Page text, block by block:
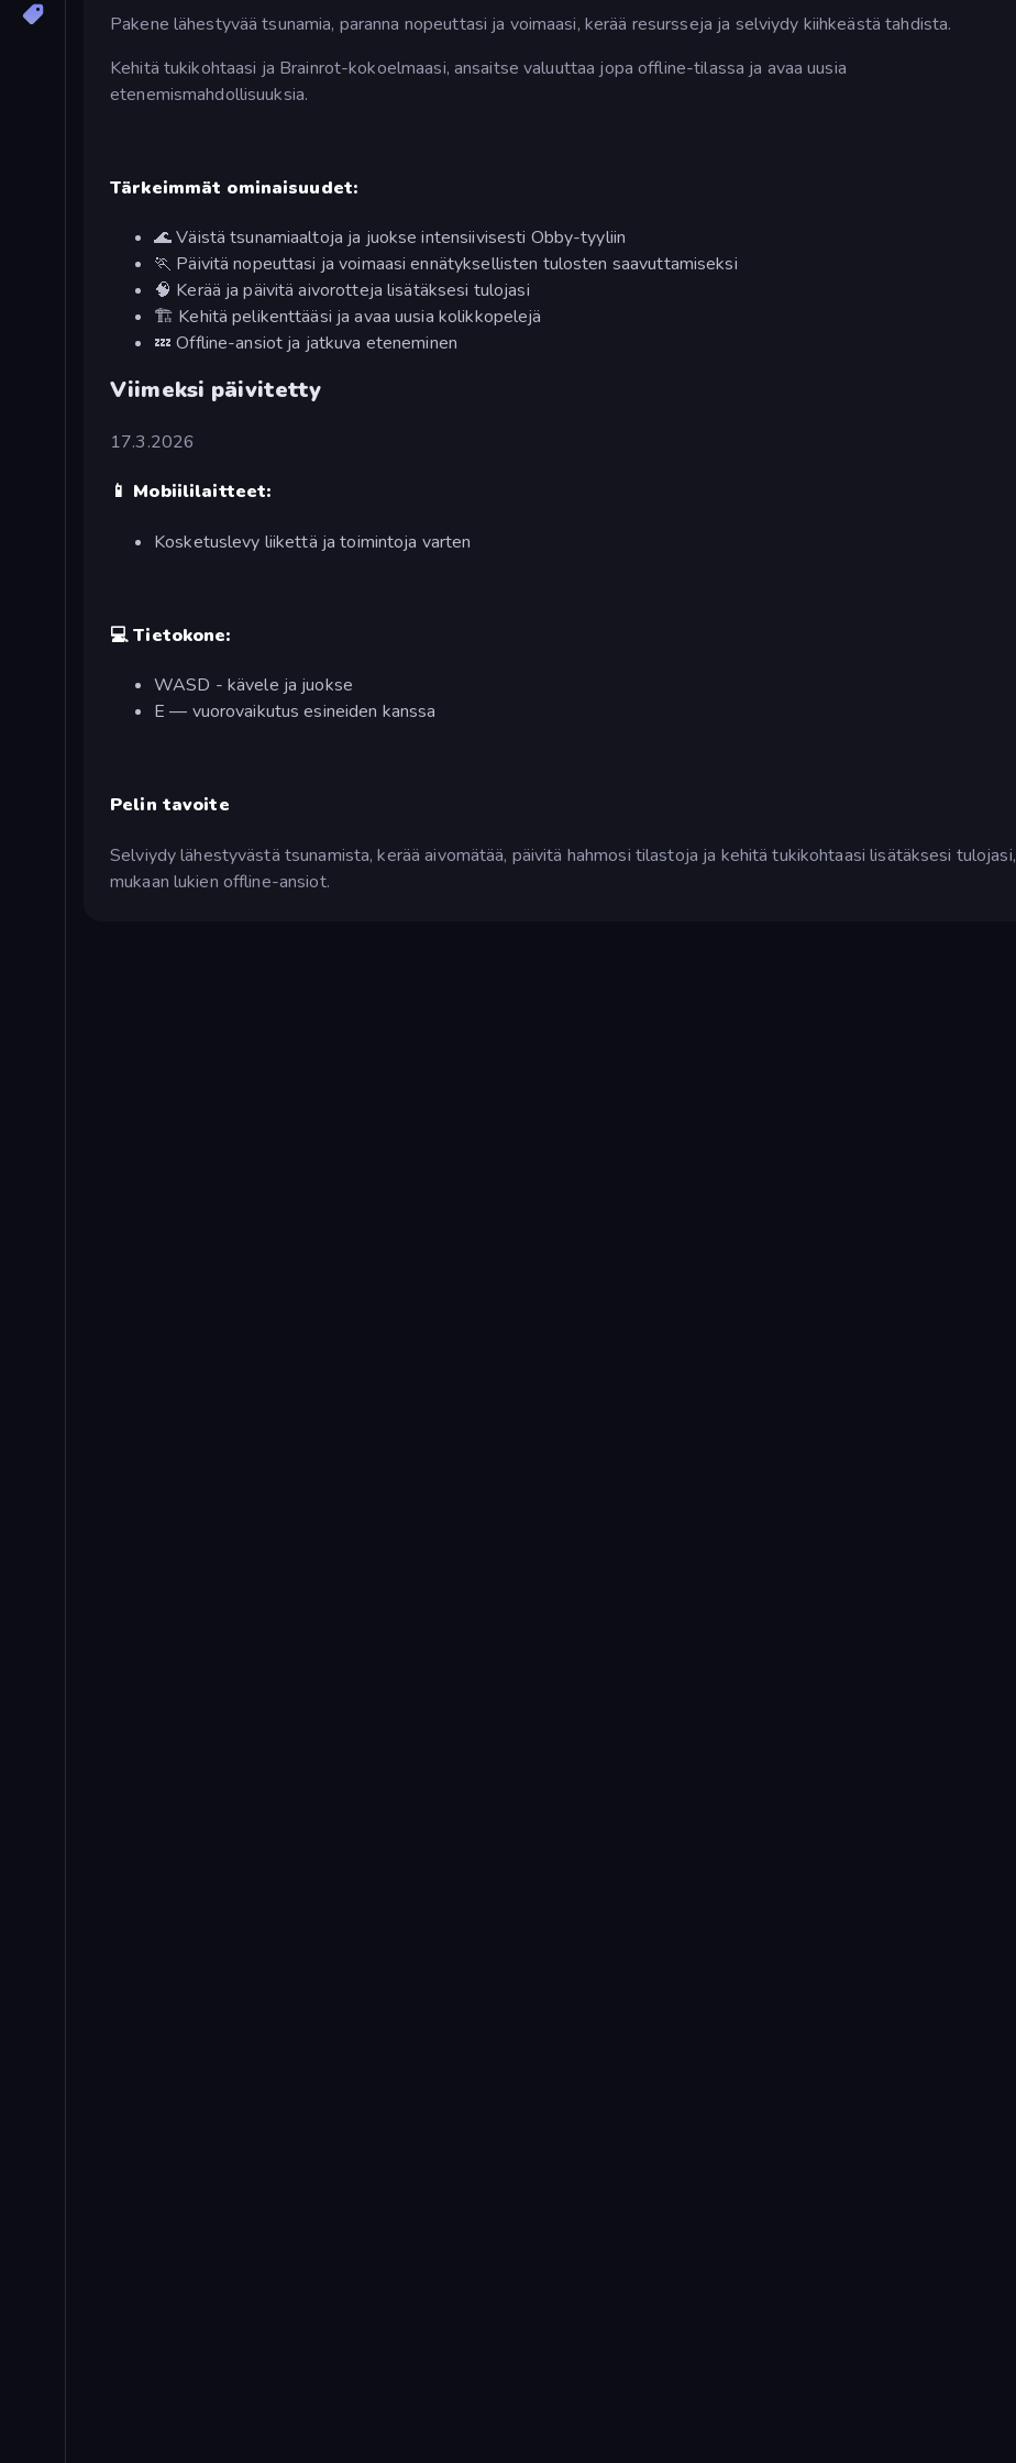
Pakene lähestyvää tsunamia, paranna nopeuttasi ja voimaasi, kerää resursseja ja selviydy kiihkeästä tahdista.
Kehitä tukikohtaasi ja Brainrot-kokoelmaasi, ansaitse valuuttaa jopa offline-tilassa ja avaa uusia
etenemismahdollisuuksia.
Tärkeimmät ominaisuudet:
🌊 Väistä tsunamiaaltoja ja juokse intensiivisesti Obby-tyyliin
🏃 Päivitä nopeuttasi ja voimaasi ennätyksellisten tulosten saavuttamiseksi
🧠 Kerää ja päivitä aivorotteja lisätäksesi tulojasi
🏗️ Kehitä pelikenttääsi ja avaa uusia kolikkopelejä
💤 Offline-ansiot ja jatkuva eteneminen
Viimeksi päivitetty
17.3.2026
📱 Mobiililaitteet:
Kosketuslevy liikettä ja toimintoja varten
💻 Tietokone:
WASD - kävele ja juokse
E — vuorovaikutus esineiden kanssa
Pelin tavoite
Selviydy lähestyvästä tsunamista, kerää aivomätää, päivitä hahmosi tilastoja ja kehitä tukikohtaasi lisätäksesi tulojasi,
mukaan lukien offline-ansiot.